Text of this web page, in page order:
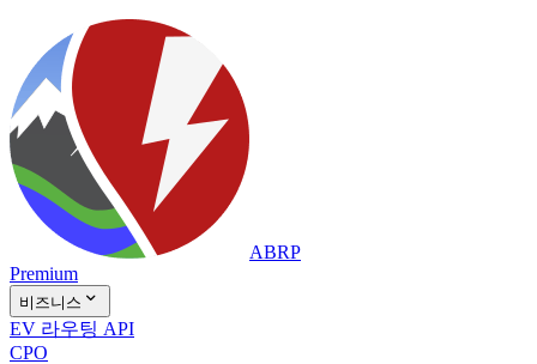
ABRP
Premium
비즈니스 
EV 라우팅 API
CPO